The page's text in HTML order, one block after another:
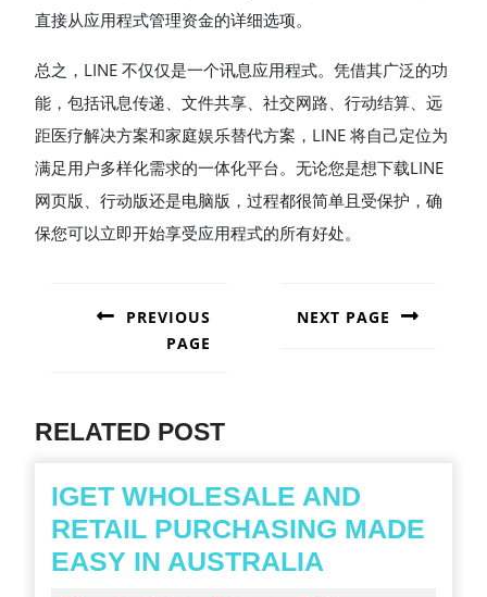
直接从应用程式管理资金的详细选项。
总之，LINE 不仅仅是一个讯息应用程式。凭借其广泛的功
能，包括讯息传递、文件共享、社交网路、行动结算、远
距医疗解决方案和家庭娱乐替代方案，LINE 将自己定位为
满足用户多样化需求的一体化平台。无论您是想下载LINE
网页版、行动版还是电脑版，过程都很简单且受保护，确
保您可以立即开始享受应用程式的所有好处。
NAVIGATION
PREVIOUS
PAGE
NEXT PAGE
RELATED POST
IGET WHOLESALE AND
RETAIL PURCHASING MADE
EASY IN AUSTRALIA